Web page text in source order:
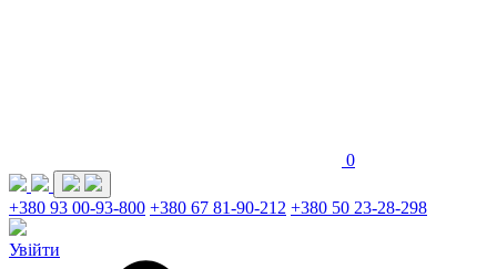
0
+380 93 00-93-800 +380 67 81-90-212 +380 50 23-28-298
Увійти